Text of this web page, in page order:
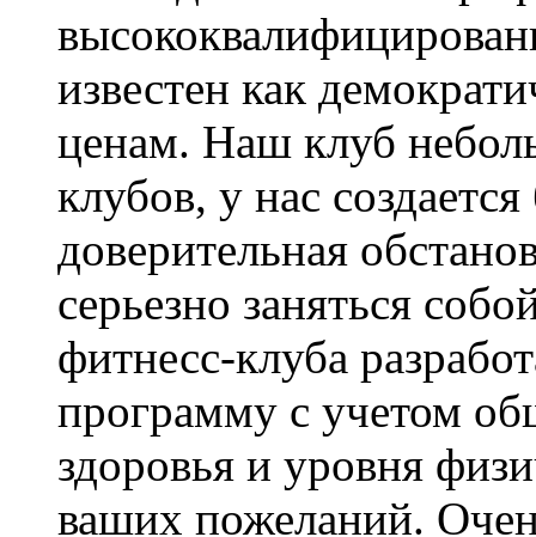
известен как
ценам. Наш клуб
клубов, у нас
доверительная
серьезно заняться
фитнесс-клуба
программу с учетом
здоровья и уровня
ваших пожеланий.